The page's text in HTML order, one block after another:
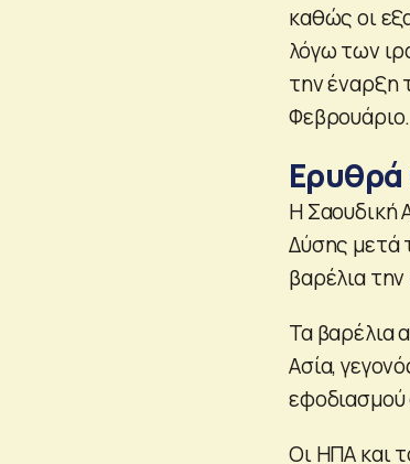
καθώς οι
λόγω των
την έναρξη
Φεβρουάριο.
Ερυθρά
Η Σαουδική
Δύσης μετά
βαρέλια
Τα βαρέλια
Ασία,
εφοδιασμού
Οι ΗΠΑ και